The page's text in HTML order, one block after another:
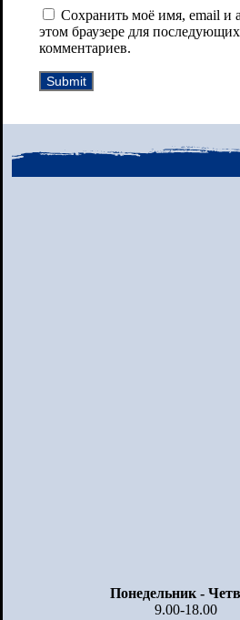
Сохранить моё имя, email и
этом браузере для
комментариев.
Понедельник -
9.00-18.00